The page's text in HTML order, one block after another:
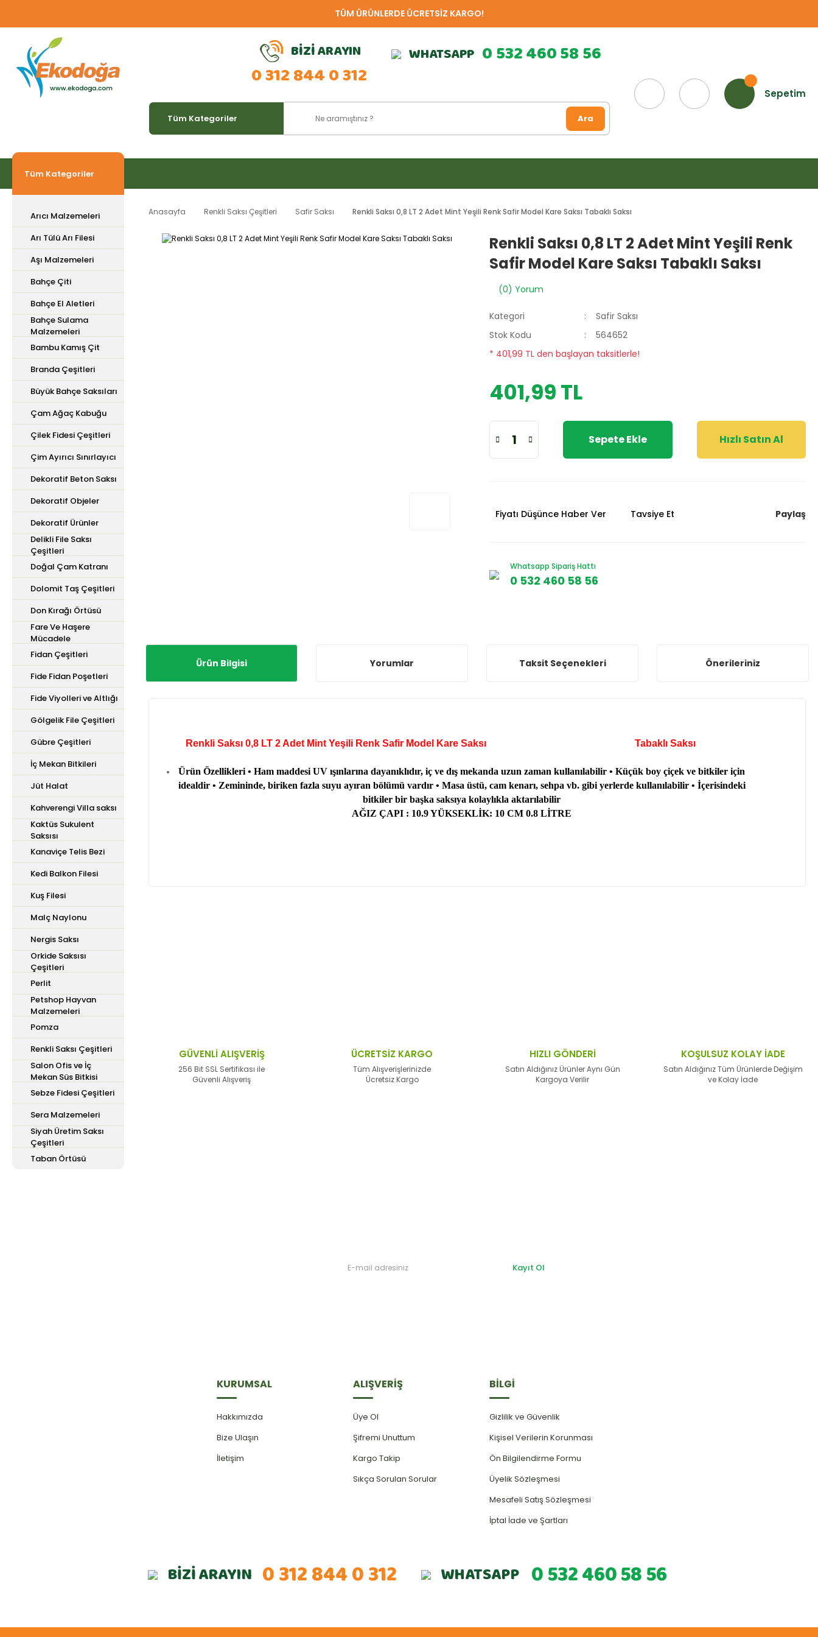
TÜM ÜRÜNLERDE ÜCRETSİZ KARGO!
BİZİ ARAYIN
0 312 844 0 312
WHATSAPP 0 532 460 58 56
Ara
Sepetim
Tüm Kategoriler
Arıcı Malzemeleri
Arı Tülü Arı Filesi
Aşı Malzemeleri
Bahçe Çiti
Bahçe El Aletleri
Bahçe Sulama
Malzemeleri
Bambu Kamış Çit
Branda Çeşitleri
Büyük Bahçe Saksıları
Çam Ağaç Kabuğu
Çilek Fidesi Çeşitleri
Çim Ayırıcı Sınırlayıcı
Dekoratif Beton Saksı
Dekoratif Objeler
Dekoratif Ürünler
Delikli File Saksı
Çeşitleri
Doğal Çam Katranı
Dolomit Taş Çeşitleri
Don Kırağı Örtüsü
Fare Ve Haşere
Mücadele
Fidan Çeşitleri
Fide Fidan Poşetleri
Fide Viyolleri ve Altlığı
Gölgelik File Çeşitleri
Gübre Çeşitleri
İç Mekan Bitkileri
Jüt Halat
Kahverengi Villa saksı
Kaktüs Sukulent
Saksısı
Kanaviçe Telis Bezi
Kedi Balkon Filesi
Kuş Filesi
Malç Naylonu
Nergis Saksı
Orkide Saksısı
Çeşitleri
Perlit
Petshop Hayvan
Malzemeleri
Pomza
Renkli Saksı Çeşitleri
Salon Ofis ve İç
Mekan Süs Bitkisi
Sebze Fidesi Çeşitleri
Sera Malzemeleri
Siyah Üretim Saksı
Çeşitleri
Taban Örtüsü
Anasayfa Renkli Saksı Çeşitleri Safir Saksı Renkli Saksı 0,8 LT 2 Adet Mint Yeşili Renk Safir Model Kare Saksı Tabaklı Saksı
Renkli Saksı 0,8 LT 2 Adet Mint Yeşili Renk
Safir Model Kare Saksı Tabaklı Saksı
(0) Yorum
Kategori
Safir Saksı
Stok Kodu
564652
* 401,99 TL den başlayan taksitlerle!
401,99 TL
Sepete Ekle Hızlı Satın Al
Fiyatı Düşünce Haber Ver Tavsiye Et Paylaş
Whatsapp Sipariş Hattı
0 532 460 58 56
Ürün Bilgisi Yorumlar Taksit Seçenekleri Önerileriniz
Renkli Saksı 0,8 LT 2 Adet Mint Yeşili Renk Safir Model Kare Saksı Tabaklı Saksı
Ürün Özellikleri • Ham maddesi UV ışınlarına dayanıklıdır, iç ve dış mekanda uzun zaman kullanılabilir • Küçük boy çiçek ve bitkiler için
idealdir • Zemininde, biriken fazla suyu ayıran bölümü vardır • Masa üstü, cam kenarı, sehpa vb. gibi yerlerde kullanılabilir • İçerisindeki
bitkiler bir başka saksıya kolaylıkla aktarılabilir
AĞIZ ÇAPI : 10.9 YÜKSEKLİK: 10 CM 0.8 LİTRE
Ürün fiyatı diğer sitelerden daha pahalı.
Bu ürüne benzer farklı alternatifler olmalı.
GÜVENLİ ALIŞVERİŞ
256 Bit SSL Sertifikası ile
Güvenli Alışveriş
ÜCRETSİZ KARGO
Tüm Alışverişlerinizde
Ücretsiz Kargo
HIZLI GÖNDERİ
Satın Aldığınız Ürünler Aynı Gün
Kargoya Verilir
KOŞULSUZ KOLAY İADE
Satın Aldığınız Tüm Ürünlerde Değişim
ve Kolay İade
Kayıt Ol
KURUMSAL
Hakkımızda
Bize Ulaşın
İletişim
ALIŞVERİŞ
Üye Ol
Şifremi Unuttum
Kargo Takip
Sıkça Sorulan Sorular
BİLGİ
Gizlilik ve Güvenlik
Kişisel Verilerin Korunması
Ön Bilgilendirme Formu
Üyelik Sözleşmesi
Mesafeli Satış Sözleşmesi
İptal İade ve Şartları
BİZİ ARAYIN 0 312 844 0 312 WHATSAPP 0 532 460 58 56